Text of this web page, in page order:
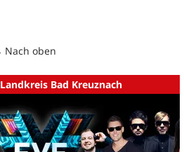
Nach oben
Landkreis Bad Kreuznach